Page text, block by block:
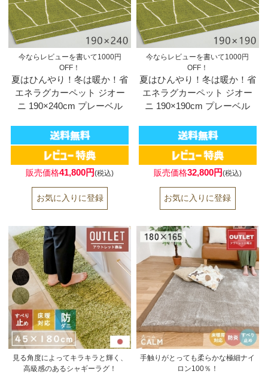
今ならレビューを書いて1000円
OFF！
夏はひんやり！冬は暖か！省
エネラグカーペット ジオー
ニ 190×240cm プレーベル
販売価格41,800円(税込)
今ならレビューを書いて1000円
OFF！
夏はひんやり！冬は暖か！省
エネラグカーペット ジオー
ニ 190×190cm プレーベル
販売価格32,800円(税込)
見る角度によってキラキラと輝く、
高級感のあるシャギーラグ！
手触りがとっても柔らかな極細ナイ
ロン100％！